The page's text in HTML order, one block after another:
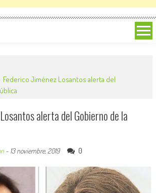
Federico Jiménez Losantos alerta del
alerta del Gobierno de la
- 13 noviembre, 2019 0